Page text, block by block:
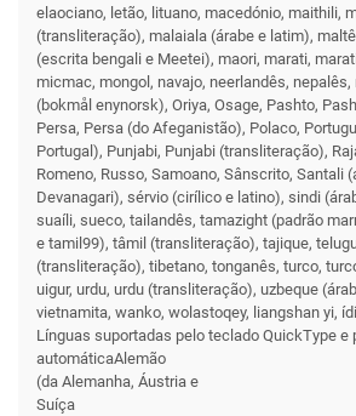
elaociano, letão, lituano, macedónio, maithili,
(transliteração), malaiala (árabe e latim),
(escrita bengali e Meetei), maori, marati,
micmac, mongol, navajo, neerlandês, nepalês,
(bokmål enynorsk), Oriya, Osage, Pashto,
Persa, Persa (do Afeganistão), Polaco,
Portugal), Punjabi, Punjabi (transliteração),
Romeno, Russo, Samoano, Sânscrito, Santali
Devanagari), sérvio (cirílico e latino), sindi
suaíli, sueco, tailandês, tamazight (padrão
e tamil99), tâmil (transliteração), tajique,
(transliteração), tibetano, tonganês, turco,
uigur, urdu, urdu (transliteração), uzbeque
vietnamita, wanko, wolastoqey, liangshan yi,
Línguas suportadas pelo teclado QuickType e
automáticaAlemão
(da Alemanha, Áustria e
Suíça